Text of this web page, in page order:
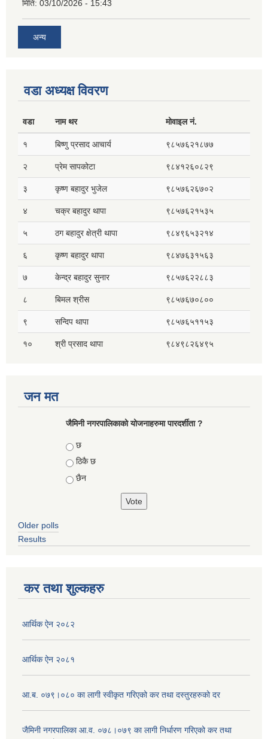
मिति: 03/10/2026 - 15:43
अन्य
वडा अध्यक्ष विवरण
वडा नाम थर मोवाइल नं.
१ बिष्णु प्रसाद आचार्य ९८५७६२१८७७
२ प्रेम सापकोटा ९८४१२६०८२९
३ कृष्ण बहादुर भुजेल ९८५७६२६७०२
४ चक्र बहादुर थापा ९८५७६२१५३५
५ ठग बहादुर क्षेत्री थापा ९८४९६५३२१४
६ कृष्ण बहादुर थापा ९८४७६३१५६३
७ केन्द्र बहादुर सुनार ९८५७६२२८८३
८ बिमल श्रीस ९८५७६७०८००
९ सन्दिप थापा ९८५७६५११५३
१० श्री प्रसाद थापा ९८४९८२६४९५
जन मत
जैमिनी नगरपालिकाको योजनाहरुमा पारदर्शीता ?
Choices
छ
ठिकै छ
छैन
Older polls
Results
कर तथा शुल्कहरु
आर्थिक ऐन २०८२
आर्थिक ऐन २०८१
आ.ब. ०७९।०८० का लागी स्वीकृत गरिएको कर तथा दस्तुरहरुको दर
जैमिनी नगरपालिका आ.व. ०७८।०७९ का लागी निर्धारण गरिएको कर तथा